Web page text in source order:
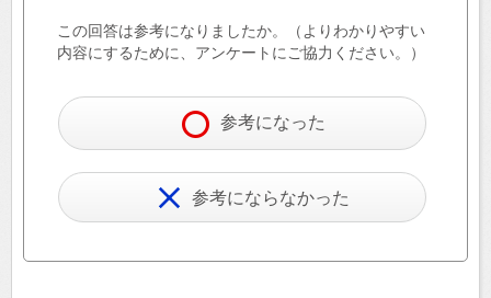
この回答は参考になりましたか。（よりわかりやすい
内容にするために、アンケートにご協力ください。）
参考になった
参考にならなかった